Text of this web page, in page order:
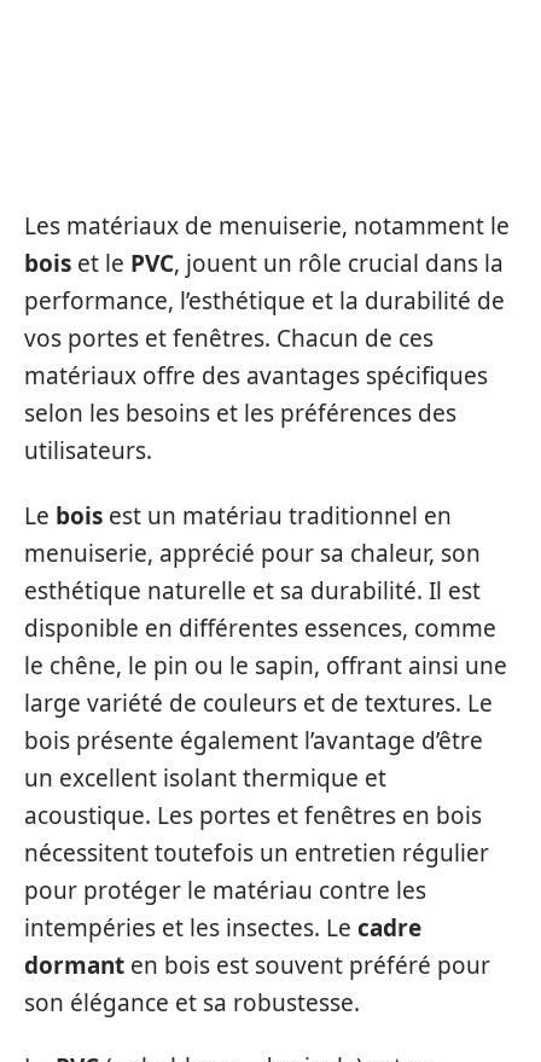
Les matériaux de menuiserie, notamment le
bois et le PVC, jouent un rôle crucial dans la
performance, l’esthétique et la durabilité de
vos portes et fenêtres. Chacun de ces
matériaux offre des avantages spécifiques
selon les besoins et les préférences des
utilisateurs.
Le bois est un matériau traditionnel en
menuiserie, apprécié pour sa chaleur, son
esthétique naturelle et sa durabilité. Il est
disponible en différentes essences, comme
le chêne, le pin ou le sapin, offrant ainsi une
large variété de couleurs et de textures. Le
bois présente également l’avantage d’être
un excellent isolant thermique et
acoustique. Les portes et fenêtres en bois
nécessitent toutefois un entretien régulier
pour protéger le matériau contre les
intempéries et les insectes. Le cadre
dormant en bois est souvent préféré pour
son élégance et sa robustesse.